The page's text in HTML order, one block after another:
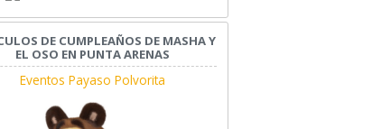
DE CUMPLEAÑOS DE MASHA Y
EL OSO EN PUNTA ARENAS
Eventos Payaso Polvorita